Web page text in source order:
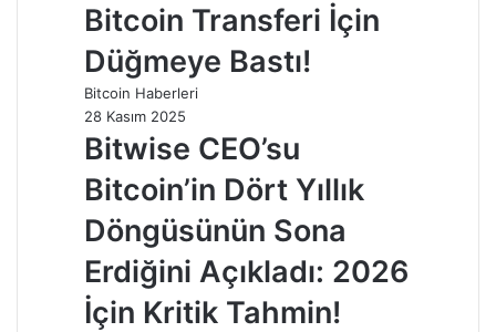
Bitcoin Transferi İçin
Düğmeye Bastı!
Bitcoin Haberleri
28 Kasım 2025
Bitwise CEO’su
Bitcoin’in Dört Yıllık
Döngüsünün Sona
Erdiğini Açıkladı: 2026
İçin Kritik Tahmin!